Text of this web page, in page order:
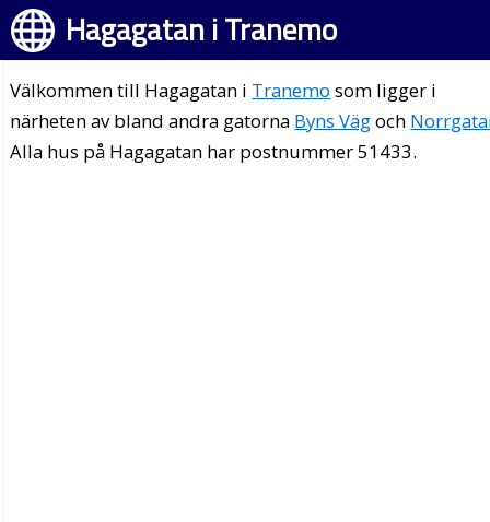
Hagagatan i Tranemo
Välkommen till Hagagatan i Tranemo som ligger i
närheten av bland andra gatorna Byns Vägoch
Alla hus på Hagagatan har postnummer 51433.